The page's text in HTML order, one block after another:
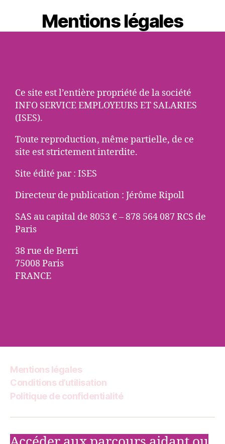
Mentions légales
Ce site est l’entière propriété de la société
INFO SERVICE EMPLOYEURS ET SALARIES
(ISES).
Toute reproduction, même partielle, de ce
site est strictement interdite.
Site édité par : ISES
Directeur de publication : Jérôme Ripoll
SAS au capital de 8053 € – 878 564 087 RCS de
Paris
38 rue de Berri
75008 Paris
FRANCE
Mentions légales
Conditions d’utilisation
Politique de confidentialité